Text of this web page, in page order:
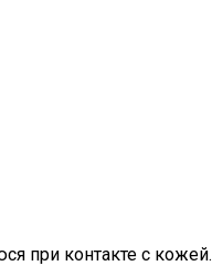
при контакте с кожей.